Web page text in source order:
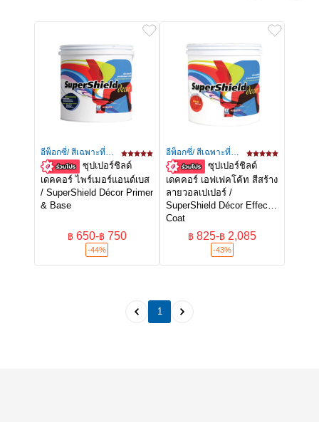
อีพ็อกซี่/ สีเฉพาะที่/สี
ลอฟท์/เท็กเจอร์ซุปเปอร์ชิลด์
เดคคอร์ ไพร์เมอร์แอนด์เบส
/ SuperShield Décor Primer
& Base
฿ 650-฿ 750
-44%
อีพ็อกซี่/ สีเฉพาะที่/สี
ลอฟท์/เท็กเจอร์ซุปเปอร์ชิลด์
เดคคอร์ เอฟเฟคโค้ท สีสร้าง
ลายวอลเปเปอร์ /
SuperShield Décor Effect
Coat
฿ 825-฿ 2,085
-43%
1